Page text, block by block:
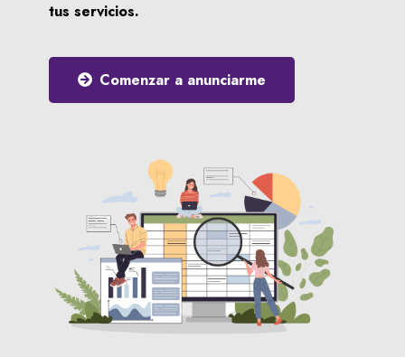
tus servicios.
Comenzar a anunciarme